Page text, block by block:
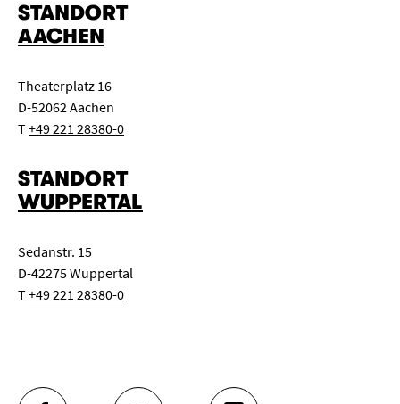
STANDORT
AACHEN
Theaterplatz 16
D-52062 Aachen
T+49 221 28380-0
STANDORT
WUPPERTAL
Sedanstr. 15
D-42275 Wuppertal
T+49 221 28380-0